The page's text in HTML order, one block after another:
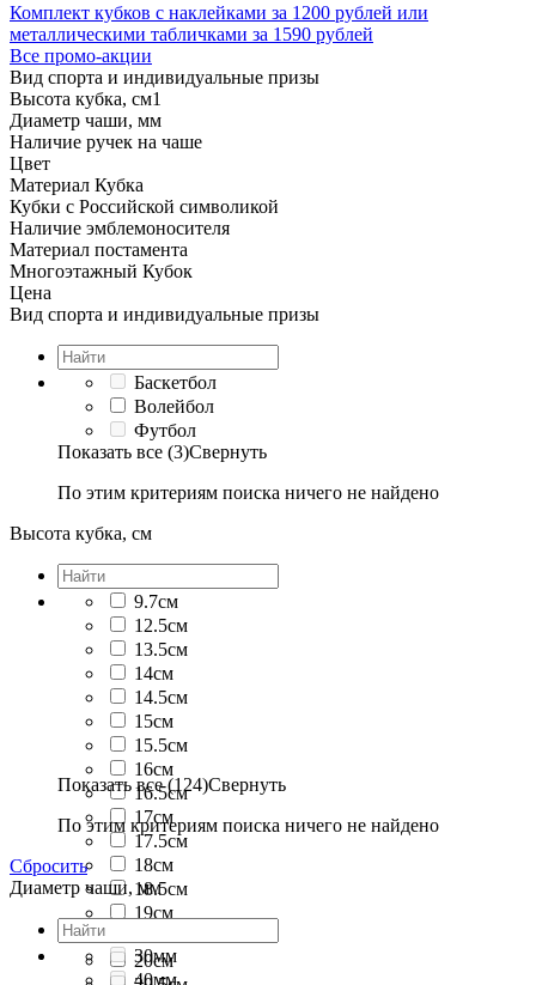
Комплект кубков с наклейками за 1200 рублей или
металлическими табличками за 1590 рублей
Все промо-акции
Вид спорта и индивидуальные призы
Высота кубка, см1
Диаметр чаши, мм
Наличие ручек на чаше
Цвет
Материал Кубка
Кубки с Российской символикой
Наличие эмблемоносителя
Материал постамента
Многоэтажный Кубок
Цена
Вид спорта и индивидуальные призы
Баскетбол
Волейбол
Футбол
Показать все (3)Свернуть
По этим критериям поиска ничего не найдено
Высота кубка, см
9.7см
12.5см
13.5см
14см
14.5см
15см
15.5см
16см
16.5см
17см
17.5см
18см
18.5см
19см
20см
Показать все (124)Свернуть
По этим критериям поиска ничего не найдено
Сбросить
Диаметр чаши, мм
30мм
40мм